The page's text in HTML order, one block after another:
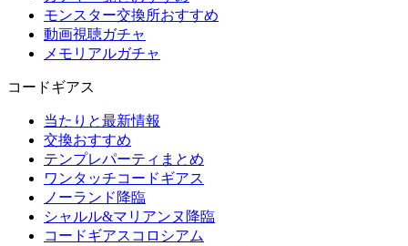
モンスター交換所おすすめ
動画視聴ガチャ
メモリアルガチャ
コードギアス
当たりと最新情報
交換おすすめ
テンプレパーティまとめ
ワンタッチコードギアス
ノーランド降臨
シャルル&マリアンヌ降臨
コードギアスコロシアム